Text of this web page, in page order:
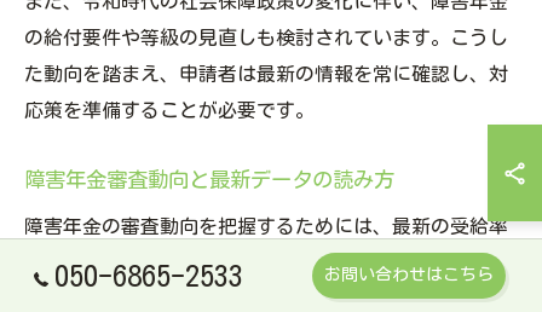
の給付要件や等級の見直しも検討されています。こうし
た動向を踏まえ、申請者は最新の情報を常に確認し、対
応策を準備することが必要です。
障害年金審査動向と最新データの読み方
障害年金の審査動向を把握するためには、最新の受給率
や不支給率のデータを理解することが重要です。近年は
不支給決定が増加しており、特に精神障害に関する申請
050-6865-2533 お問い合わせはこちら